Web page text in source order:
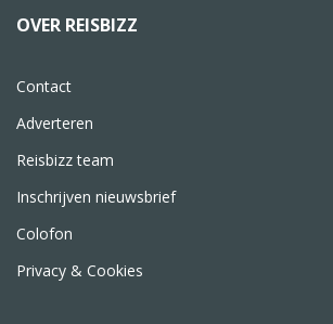
OVER REISBIZZ
Contact
Adverteren
Reisbizz team
Inschrijven nieuwsbrief
Colofon
Privacy & Cookies